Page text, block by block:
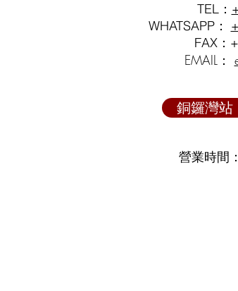
TEL：
WHATSAPP：
FAX：
EMAIL：
銅鑼灣站
營業時間